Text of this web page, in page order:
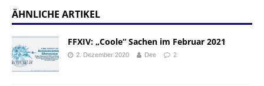
ÄHNLICHE ARTIKEL
FFXIV: „Coole“ Sachen im Februar 2021
2. Dezember 2020 Dee 2